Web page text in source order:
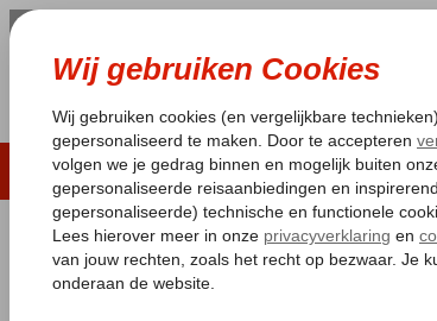
LAST MINUTE ZOMER 2026
Pakketgarantie Laagsteprijsgarantie*
Home
Turkije Turkse Riviera